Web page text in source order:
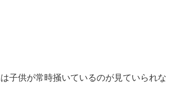
子供が常時掻いているのが見ていられな